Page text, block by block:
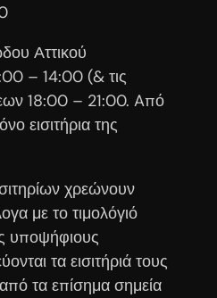
Αττικού
– 14:00 (& τις
18:00 – 21:00. Aπό
εισιτήρια της
χρεώνουν
με το τιμολόγιό
υποψήφιους
τα εισιτήριά τους
τα επίσημα σημεία